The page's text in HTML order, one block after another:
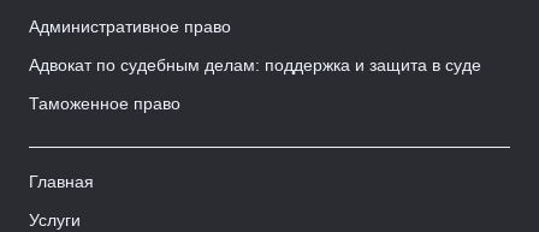
Административное право
Адвокат по судебным делам: поддержка и защита в суде
Таможенное право
Главная
Услуги